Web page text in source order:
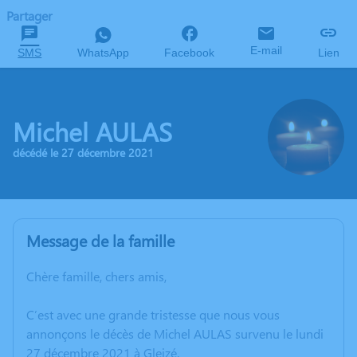
Partager
SMS WhatsApp Facebook E-mail Lien
Michel AULAS
décédé le 27 décembre 2021
Message de la famille
Chère famille, chers amis,
C’est avec une grande tristesse que nous vous
annonçons le décès de Michel AULAS survenu le lundi
27 décembre 2021 à Gleizé.